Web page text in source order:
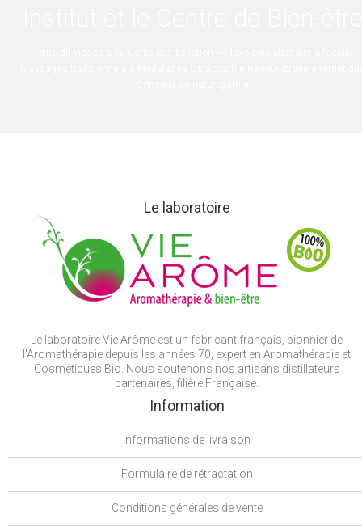
Le laboratoire
Le laboratoire Vie Arôme est un fabricant français, pionnier de
l'Aromathérapie depuis les années 70, expert en Aromathérapie et
Cosmétiques Bio. Nous soutenons nos artisans distillateurs
partenaires, filière Française.
Information
Informations de livraison
Formulaire de rétractation
Conditions générales de vente